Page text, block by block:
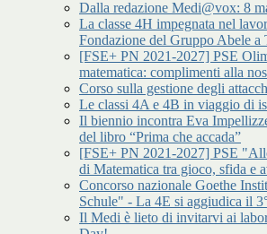
Dalla redazione Medi@vox: 8
La classe 4H impegnata nel
Fondazione del Gruppo Abele a
[FSE+ PN 2021-2027] PSE
matematica: complimenti alla
Corso sulla gestione degli
Le classi 4A e 4B in viaggio di
Il biennio incontra Eva
del libro “Prima che accada”
[FSE+ PN 2021-2027] PSE
di Matematica tra gioco, sfida e
Concorso nazionale Goethe
Schule" - La 4E si aggiudica il
Il Medi è lieto di invitarvi ai